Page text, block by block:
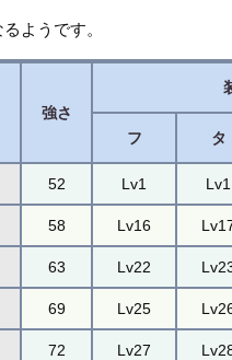
ようです。
強さ
フ
タ
52 Lv1 Lv1
58 Lv16
63 Lv22
69 Lv25
72 Lv27